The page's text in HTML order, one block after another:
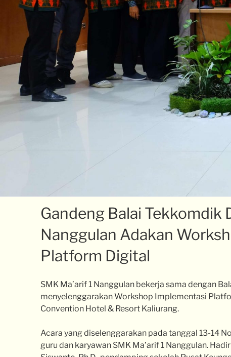
Gandeng Balai Tekkomdik
Nanggulan Adakan
Platform Digital
SMK Ma’arif 1 Nanggulan bekerja sama dengan
menyelenggarakan Workshop Implementasi
Convention Hotel & Resort Kaliurang.
Acara yang diselenggarakan pada tanggal 13-14
guru dan karyawan SMK Ma’arif 1 Nanggulan.